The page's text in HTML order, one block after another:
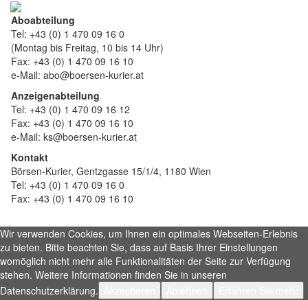
Aboabteilung
Tel: +43 (0) 1 470 09 16 0
(Montag bis Freitag, 10 bis 14 Uhr)
Fax: +43 (0) 1 470 09 16 10
e-Mail: abo@boersen-kurier.at
Anzeigenabteilung
Tel: +43 (0) 1 470 09 16 12
Fax: +43 (0) 1 470 09 16 10
e-Mail: ks@boersen-kurier.at
Kontakt
Börsen-Kurier, Gentzgasse 15/1/4, 1180 Wien
Tel: +43 (0) 1 470 09 16 0
Fax: +43 (0) 1 470 09 16 10
Wir verwenden Cookies, um Ihnen ein optimales Webseiten-Erlebnis
zu bieten. Bitte beachten Sie, dass auf Basis Ihrer Einstellungen
womöglich nicht mehr alle Funktionalitäten der Seite zur Verfügung
stehen. Weitere Informationen finden Sie in unseren
Datenschutzerklärung.